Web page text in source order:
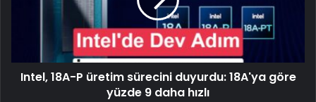
Intel, 18A-P üretim sürecini duyurdu: 18A'ya göre
yüzde 9 daha hızlı